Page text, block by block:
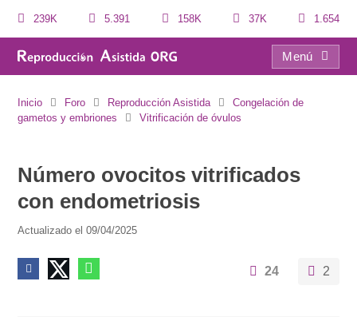
239K 5.391 158K 37K 1.654
Menú
Inicio Foro Reproducción Asistida
Congelación de
gametos y embriones
Vitrificación de óvulos
Número ovocitos vitrificados
con endometriosis
Actualizado el 09/04/2025
24 2